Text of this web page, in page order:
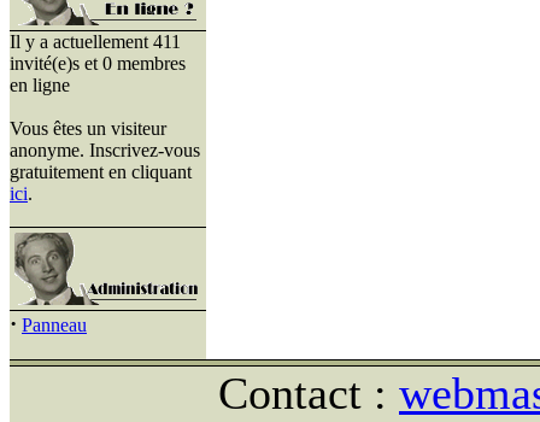
Il y a actuellement 411
invité(e)s et 0 membres
en ligne
Vous êtes un visiteur
anonyme. Inscrivez-vous
gratuitement en cliquant
ici.
· Panneau
Contact :